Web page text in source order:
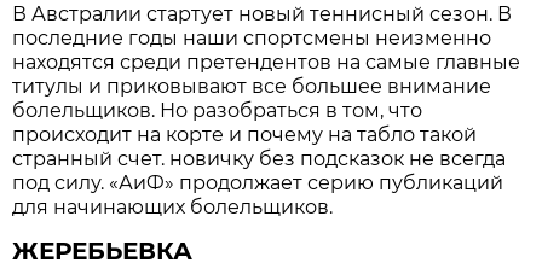
В Австралии стартует новый теннисный сезон. В
последние годы наши спортсмены неизменно
находятся среди претендентов на самые главные
титулы и приковывают все большее внимание
болельщиков. Но разобраться в том, что
происходит на корте и почему на табло такой
странный счет. новичку без подсказок не всегда
под силу. «АиФ» продолжает серию публикаций
для начинающих болельщиков.
ЖЕРЕБЬЕВКА